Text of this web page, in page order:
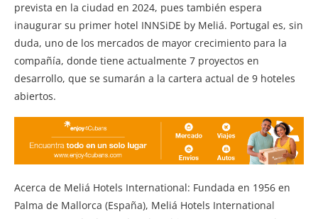
prevista en la ciudad en 2024, pues también espera
inaugurar su primer hotel INNSiDE by Meliá. Portugal es, sin
duda, uno de los mercados de mayor crecimiento para la
compañía, donde tiene actualmente 7 proyectos en
desarrollo, que se sumarán a la cartera actual de 9 hoteles
abiertos.
Acerca de Meliá Hotels International: Fundada en 1956 en
Palma de Mallorca (España), Meliá Hotels International